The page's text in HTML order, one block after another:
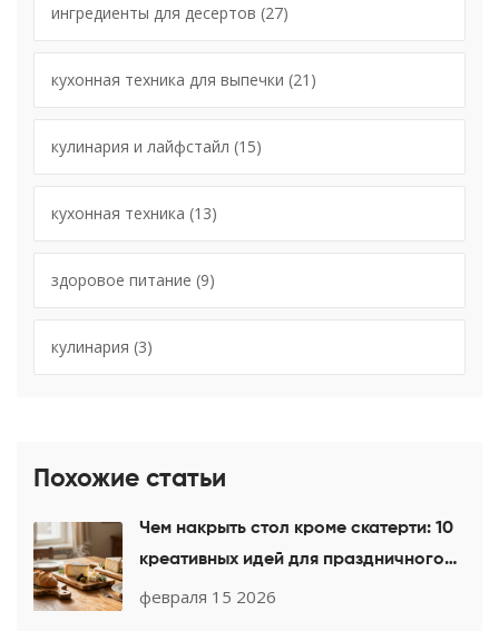
ингредиенты для десертов (27)
кухонная техника для выпечки (21)
кулинария и лайфстайл (15)
кухонная техника (13)
здоровое питание (9)
кулинария (3)
Похожие статьи
Чем накрыть стол кроме скатерти: 10
креативных идей для праздничного
стола
февраля 15 2026